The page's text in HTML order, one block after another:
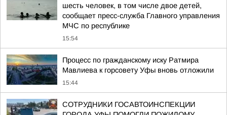
шесть человек, в том числе двое детей,
сообщает пресс-служба Главного управления
МЧС по республике
15:54
Процесс по гражданскому иску Ратмира
Мавлиева к горсовету Уфы вновь отложили
15:44
СОТРУДНИКИ ГОСАВТОИНСПЕКЦИИ